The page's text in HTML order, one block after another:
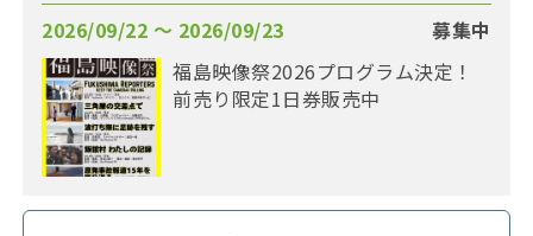
2026/09/22 〜 2026/09/23
募集中
福島映像祭2026プログラム決定！
前売り限定1日券販売中